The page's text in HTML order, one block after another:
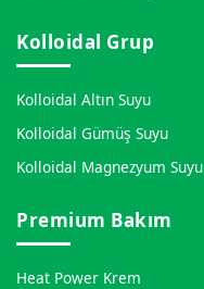
Kolloidal Grup
Kolloidal Altın Suyu
Kolloidal Gümüş Suyu
Kolloidal Magnezyum Suyu
Premium Bakım
Heat Power Krem